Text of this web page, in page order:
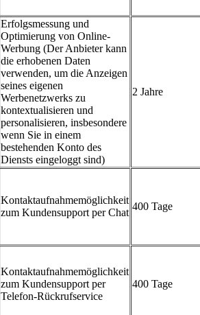
Erfolgsmessung und
Optimierung von Online-
Werbung (Der Anbieter kann
die erhobenen Daten
verwenden, um die Anzeigen
seines eigenen
Werbenetzwerks zu
kontextualisieren und
personalisieren, insbesondere
wenn Sie in einem
bestehenden Konto des
Diensts eingeloggt sind)
2 Jahre
Kontaktaufnahmemöglichkeit
zum Kundensupport per Chat
400 Tage
Kontaktaufnahmemöglichkeit
zum Kundensupport per
Telefon-Rückrufservice
400 Tage